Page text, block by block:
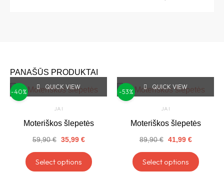
PANAŠŪS PRODUKTAI
-40%
QUICK VIEW
JAI
Moteriškos šlepetės
59,90€
Original
price
35,99 €
Current
price
Select options
This
-53%
QUICK VIEW
JAI
Moteriškos šlepetės
89,90€
Original
price
41,99 €
Current
price
Select options
This